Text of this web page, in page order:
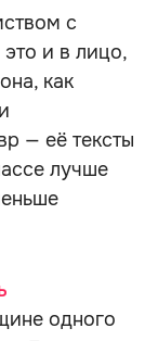
с
и в лицо,
как
— её тексты
лучше
одного